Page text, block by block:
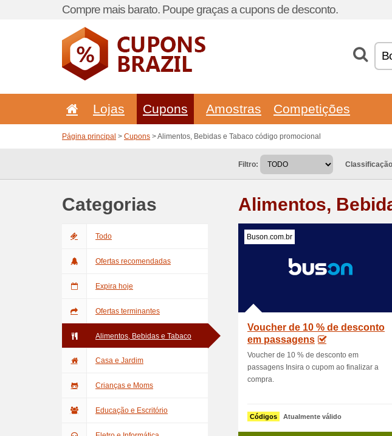
Compre mais barato. Poupe graças a cupons de desconto.
Lojas Cupons Amostras Competições
Página principal > Cupons > Alimentos, Bebidas e Tabaco código promocional
Filtro:
Categorias
Todo
Ofertas recomendadas
Expira hoje
Ofertas terminantes
Alimentos, Bebidas e Tabaco
Casa e Jardim
Crianças e Moms
Educação e Escritório
Alimentos,
Buson.com.br
Voucher de 10 % de desconto
em passagens
Voucher de 10 % de desconto em
passagens Insira o cupom ao finalizar a
compra.
Códigos Atualmente válido